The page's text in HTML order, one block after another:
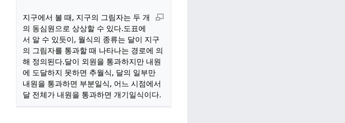
지구에서 볼 때, 지구의 그림자는 두 개
의 동심원으로 상상할 수 있다.도표에
서 알 수 있듯이, 월식의 종류는 달이 지구
의 그림자를 통과할 때 나타나는 경로에 의
해 정의된다.달이 외원을 통과하지만 내원
에 도달하지 못하면 추월식, 달의 일부만
내원을 통과하면 부분일식, 어느 시점에서
달 전체가 내원을 통과하면 개기일식이다.